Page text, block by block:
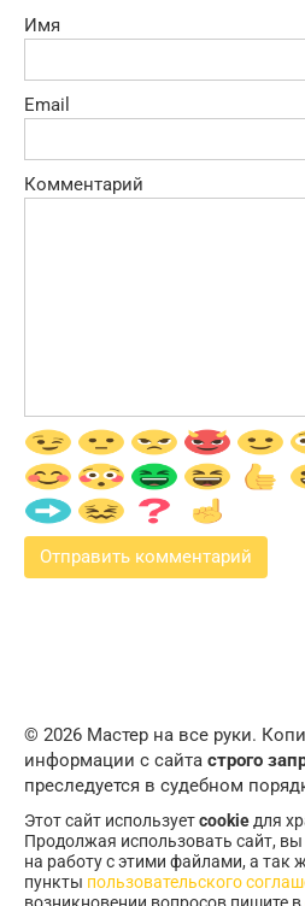
Имя
Email
Комментарий
© 2026 Мастер на все руки.
информации с сайта строго
преследуется в судебном
Этот сайт используетcookieдля
Продолжая использовать сайт, вы
на работу с этими файлами, а так
пункты пользовательского